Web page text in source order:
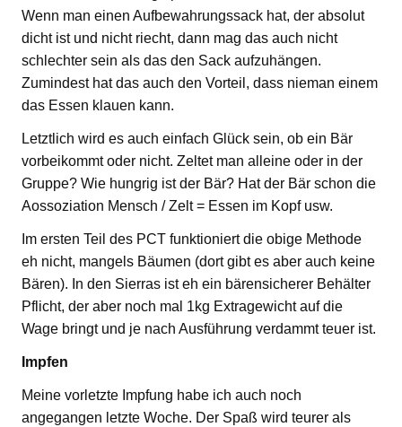
Wenn man einen Aufbewahrungssack hat, der absolut
dicht ist und nicht riecht, dann mag das auch nicht
schlechter sein als das den Sack aufzuhängen.
Zumindest hat das auch den Vorteil, dass nieman einem
das Essen klauen kann.
Letztlich wird es auch einfach Glück sein, ob ein Bär
vorbeikommt oder nicht. Zeltet man alleine oder in der
Gruppe? Wie hungrig ist der Bär? Hat der Bär schon die
Aossoziation Mensch / Zelt = Essen im Kopf usw.
Im ersten Teil des PCT funktioniert die obige Methode
eh nicht, mangels Bäumen (dort gibt es aber auch keine
Bären). In den Sierras ist eh ein bärensicherer Behälter
Pflicht, der aber noch mal 1kg Extragewicht auf die
Wage bringt und je nach Ausführung verdammt teuer ist.
Impfen
Meine vorletzte Impfung habe ich auch noch
angegangen letzte Woche. Der Spaß wird teurer als